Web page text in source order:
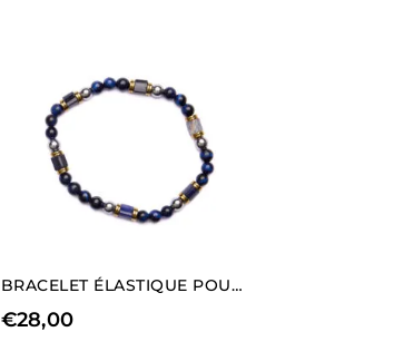
BRACELET ÉLASTIQUE POUR HOMME EN AGATE NOIRE ET SODALITE
€28,00